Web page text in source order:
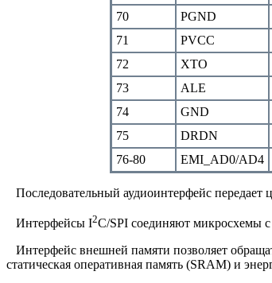
70
PGND
71
PVCC
72
XTO
73
ALE
74
GND
75
DRDN
76-80
EMI_AD0/AD4
Последовательный аудиоинтерфейс
Интерфейсы I2C/SPI соединяют микросхемы
Интерфейс внешней памяти позволяет
статическая оперативная память (SRAM) и